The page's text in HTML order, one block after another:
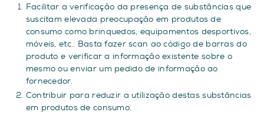
Facilitar a verificação da presença de substâncias que
suscitam elevada preocupação em produtos de
consumo como brinquedos, equipamentos desportivos,
móveis, etc.. Basta fazer scan ao código de barras do
produto e verificar a informação existente sobre o
mesmo ou enviar um pedido de informação ao
fornecedor.
Contribuir para reduzir a utilização destas substâncias
em produtos de consumo.